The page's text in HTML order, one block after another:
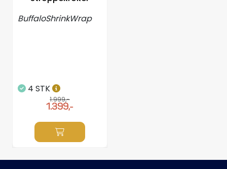
BuffaloShrinkWrap
4 STK
1.999,-
1.399,-
Outlet